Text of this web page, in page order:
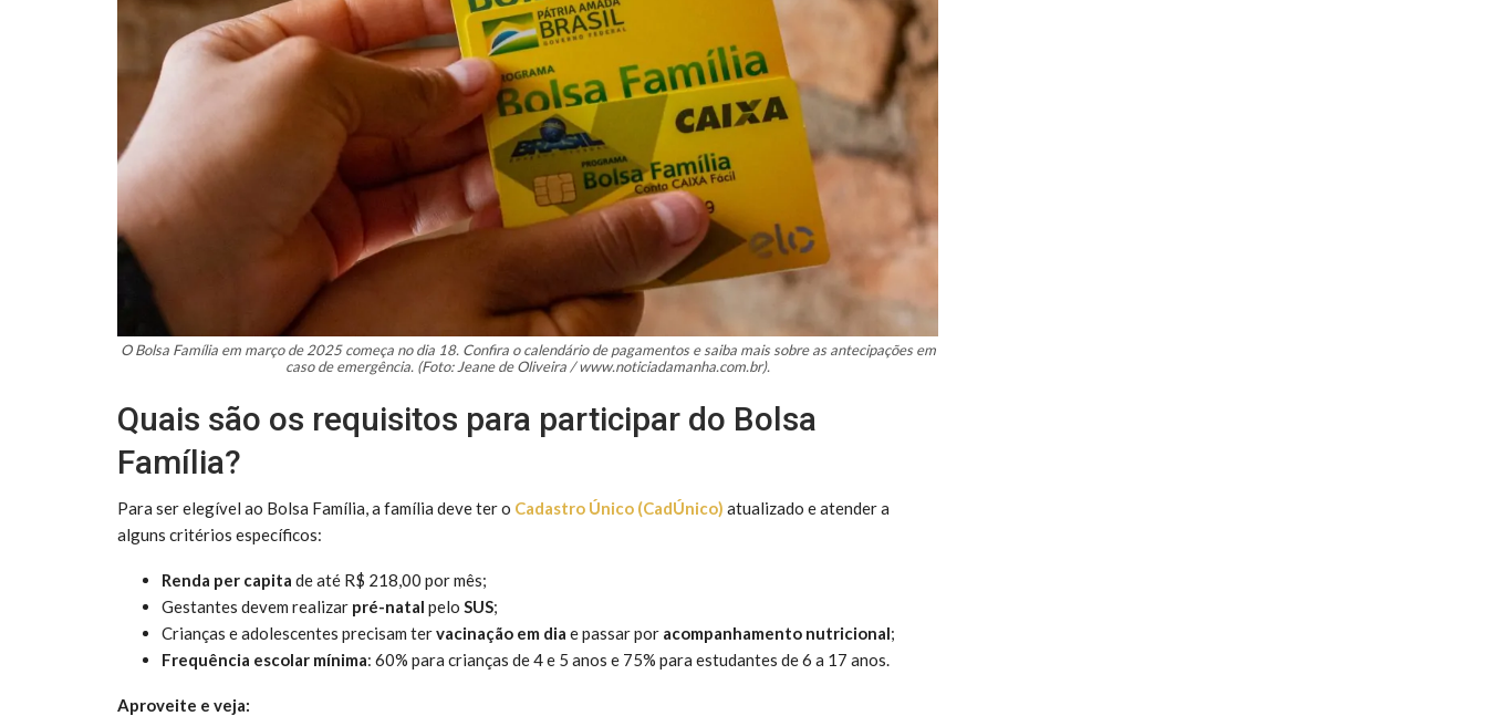
O Bolsa Família em março de 2025 começa no dia 18. Confira o calendário de pagamentos e saiba mais sobre as antecipações em
caso de emergência. (Foto: Jeane de Oliveira / www.noticiadamanha.com.br).
Quais são os requisitos para participar do Bolsa
Família?
Para ser elegível ao Bolsa Família, a família deve ter o Cadastro Único (CadÚnico) atualizado e atender a
alguns critérios específicos:
Renda per capita de até R$ 218,00 por mês;
Gestantes devem realizar pré-natal pelo SUS;
Crianças e adolescentes precisam tervacinação em dia e passar por acompanhamento nutricional;
Frequência escolar mínima: 60% para crianças de 4 e 5 anos e 75% para estudantes de 6 a 17 anos.
Aproveite e veja: